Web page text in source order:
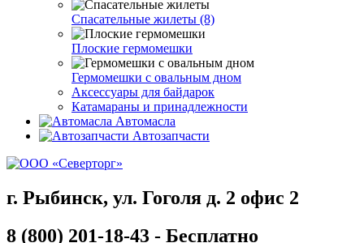
Спасательные жилеты (8)
Плоские гермомешки
Гермомешки с овальным дном
Аксессуары для байдарок
Катамараны и принадлежности
Автомасла
Автозапчасти
г. Рыбинск, ул. Гоголя д. 2 офис 2
8 (800) 201-18-43 - Бесплатно